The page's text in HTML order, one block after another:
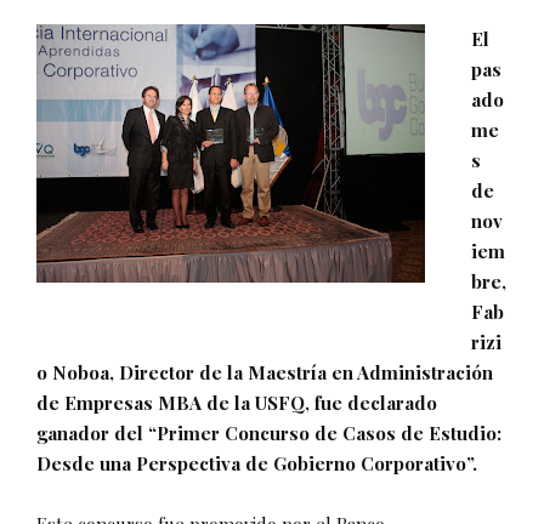
El
pas
ado
me
s
de
nov
iem
bre,
Fab
rizi
o Noboa, Director de la Maestría en Administración
de Empresas MBA de la USFQ, fue declarado
ganador del “Primer Concurso de Casos de Estudio:
Desde una Perspectiva de Gobierno Corporativo”.